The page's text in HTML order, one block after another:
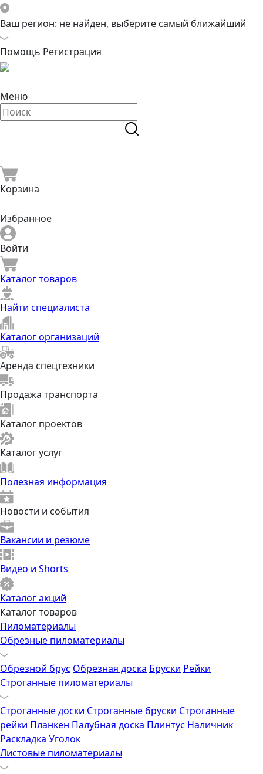
Ваш регион: не найден, выберите самый ближайший
Помощь Регистрация
Меню
Корзина
Избранное
Войти
Каталог товаров
Найти специалиста
Каталог организаций
Аренда спецтехники
Продажа транспорта
Каталог проектов
Каталог услуг
Полезная информация
Новости и события
Вакансии и резюме
Видео и Shorts
Каталог акций
Каталог товаров
Пиломатериалы
Обрезные пиломатериалы
Обрезной брус Обрезная доска Бруски Рейки
Строганные пиломатериалы
Строганные доски Строганные бруски Строганные
рейки Планкен Палубная доска Плинтус Наличник
Раскладка Уголок
Листовые пиломатериалы